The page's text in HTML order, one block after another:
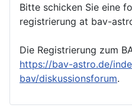
Bitte schicken Sie eine
registrierung at bav-
Die Registrierung zum
https://bav-astro.de/
bav/diskussionsforum.